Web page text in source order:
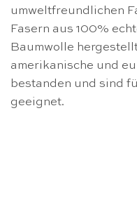
umweltfreundlichen
Fasern aus 100%
Baumwolle
amerikanische und
bestanden und sind
geeignet.